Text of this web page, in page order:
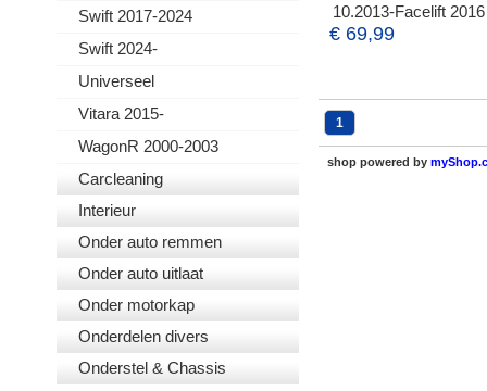
Swift 2017-2024
Swift 2024-
Universeel
Vitara 2015-
WagonR 2000-2003
Carcleaning
Interieur
Onder auto remmen
Onder auto uitlaat
Onder motorkap
Onderdelen divers
Onderstel & Chassis
10.2013-Facelift 2016
€ 69,99
1
shop powered by